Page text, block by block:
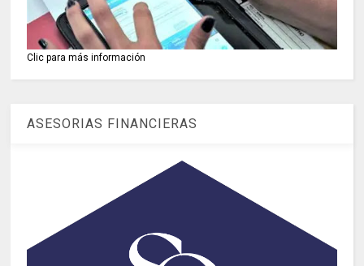
Clic para más información
ASESORIAS FINANCIERAS